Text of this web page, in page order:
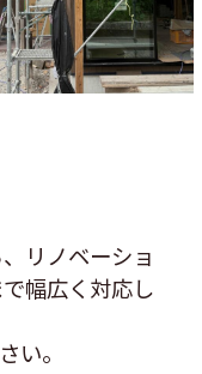
リノベーショ
幅広く対応し
い。